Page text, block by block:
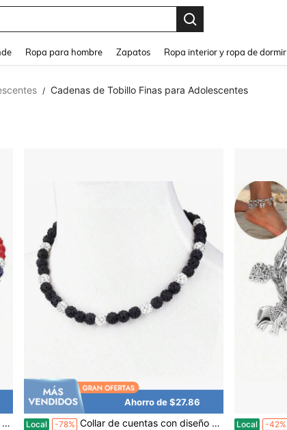
Ropa para hombre Zapatos Ropa interior y ropa de dormir
/ Cadenas de Tobillo Finas para Adolescentes
Ahorro de $27.86
Local -78% Collar de cuentas con diseño de béisbol, joyería deportiva inspirada en cuentas, 17 pulgadas, para mayores de 8 años Local -42%